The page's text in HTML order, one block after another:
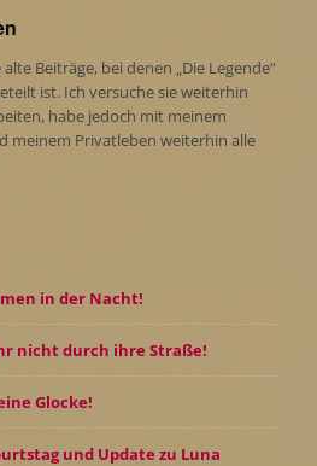
Beiträge, bei denen „Die Legende“
ist. Ich versuche sie weiterhin
habe jedoch mit meinem
meinem Privatleben weiterhin alle
in der Nacht!
nicht durch ihre Straße!
Glocke!
und Update zu Luna